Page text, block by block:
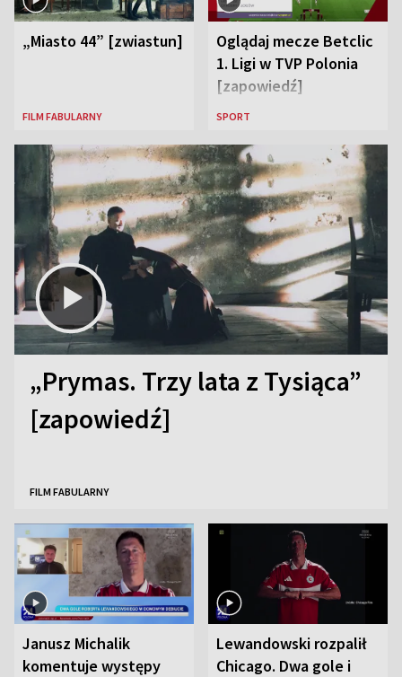
„Miasto 44” [zwiastun]
FILM FABULARNY
Oglądaj mecze Betclic
1. Ligi w TVP Polonia
[zapowiedź]
SPORT
„Prymas. Trzy lata z Tysiąca”
[zapowiedź]
FILM FABULARNY
Janusz Michalik
komentuje występy
Lewandowski rozpalił
Chicago. Dwa gole i